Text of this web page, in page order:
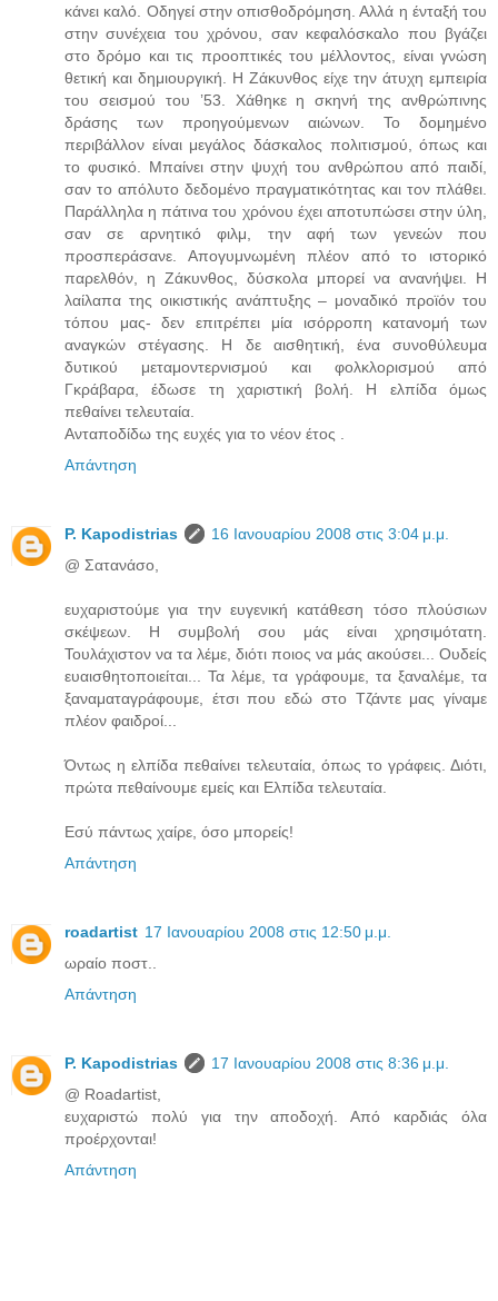
κάνει καλό. Οδηγεί στην οπισθοδρόμηση. Αλλά η ένταξή του
στην συνέχεια του χρόνου, σαν κεφαλόσκαλο που βγάζει
στο δρόμο και τις προοπτικές του μέλλοντος, είναι γνώση
θετική και δημιουργική. Η Ζάκυνθος είχε την άτυχη εμπειρία
του σεισμού του ’53. Χάθηκε η σκηνή της ανθρώπινης
δράσης των προηγούμενων αιώνων. Το δομημένο
περιβάλλον είναι μεγάλος δάσκαλος πολιτισμού, όπως και
το φυσικό. Μπαίνει στην ψυχή του ανθρώπου από παιδί,
σαν το απόλυτο δεδομένο πραγματικότητας και τον πλάθει.
Παράλληλα η πάτινα του χρόνου έχει αποτυπώσει στην ύλη,
σαν σε αρνητικό φιλμ, την αφή των γενεών που
προσπεράσανε. Απογυμνωμένη πλέον από το ιστορικό
παρελθόν, η Ζάκυνθος, δύσκολα μπορεί να ανανήψει. Η
λαίλαπα της οικιστικής ανάπτυξης – μοναδικό προϊόν του
τόπου μας- δεν επιτρέπει μία ισόρροπη κατανομή των
αναγκών στέγασης. Η δε αισθητική, ένα συνοθύλευμα
δυτικού μεταμοντερνισμού και φολκλορισμού από
Γκράβαρα, έδωσε τη χαριστική βολή. Η ελπίδα όμως
πεθαίνει τελευταία.
Ανταποδίδω της ευχές για το νέον έτος .
Απάντηση
P. Kapodistrias
16 Ιανουαρίου 2008 στις 3:04 μ.μ.
@ Σατανάσο,
ευχαριστούμε για την ευγενική κατάθεση τόσο πλούσιων
σκέψεων. Η συμβολή σου μάς είναι χρησιμότατη.
Τουλάχιστον να τα λέμε, διότι ποιος να μάς ακούσει... Ουδείς
ευαισθητοποιείται... Τα λέμε, τα γράφουμε, τα ξαναλέμε, τα
ξαναματαγράφουμε, έτσι που εδώ στο Τζάντε μας γίναμε
πλέον φαιδροί...
Όντως η ελπίδα πεθαίνει τελευταία, όπως το γράφεις. Διότι,
πρώτα πεθαίνουμε εμείς και Ελπίδα τελευταία.
Εσύ πάντως χαίρε, όσο μπορείς!
Απάντηση
roadartist 17 Ιανουαρίου 2008 στις 12:50 μ.μ.
ωραίο ποστ..
Απάντηση
P. Kapodistrias
17 Ιανουαρίου 2008 στις 8:36 μ.μ.
@ Roadartist,
ευχαριστώ πολύ για την αποδοχή. Από καρδιάς όλα
προέρχονται!
Απάντηση